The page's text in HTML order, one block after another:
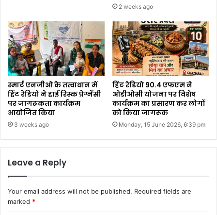
2 weeks ago
स्मार्ट एनजीओ के तत्वाधान में
हिंट रेडियो ने हाई रिस्क प्रेग्नेंसी
पर जागरूकता कार्यक्रम
आयोजित किया
3 weeks ago
हिंट रेडियो 90.4 एफएम ने
ओडीओसी योजना पर विशेष
कार्यक्रम का प्रसारण कर लोगों
को किया जागरूक
Monday, 15 June 2026, 6:39 pm
Leave a Reply
Your email address will not be published. Required fields are
marked *